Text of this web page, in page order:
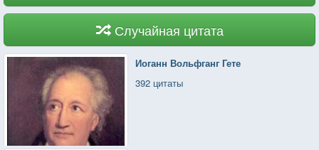
Случайная цитата
Иоганн Вольфганг Гете
392 цитаты